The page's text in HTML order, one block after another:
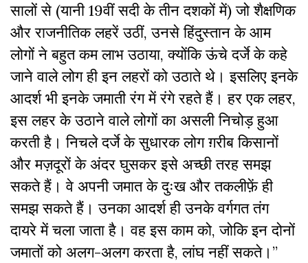
सालों से (यानी 19वीं सदी के तीन दशकों में) जो शैक्षणिक
और राजनीतिक लहरें उठीं, उनसे हिंदुस्तान के आम
लोगों ने बहुत कम लाभ उठाया, क्योंकि ऊंचे दर्जे के कहे
जाने वाले लोग ही इन लहरों को उठाते थे। इसलिए इनके
आदर्श भी इनके जमाती रंग में रंगे रहते हैं। हर एक लहर,
इस लहर के उठाने वाले लोगों का असली निचोड़ हुआ
करती है। निचले दर्जे के सुधारक लोग ग़रीब किसानों
और मज़दूरों के अंदर घुसकर इसे अच्छी तरह समझ
सकते हैं। वे अपनी जमात के दुःख और तकलीफ़ें ही
समझ सकते हैं। उनका आदर्श ही उनके वर्गगत तंग
दायरे में चला जाता है। वह इस काम को, जोकि इन दोनों
जमातों को अलग-अलग करता है, लांघ नहीं सकते।”